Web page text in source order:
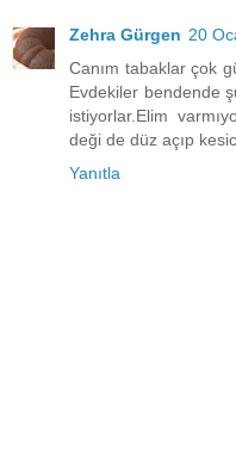
Zehra Gürgen 20
Canım tabaklar çok
Evdekiler bendende
istiyorlar.Elim
deği de düz açıp
Yanıtla